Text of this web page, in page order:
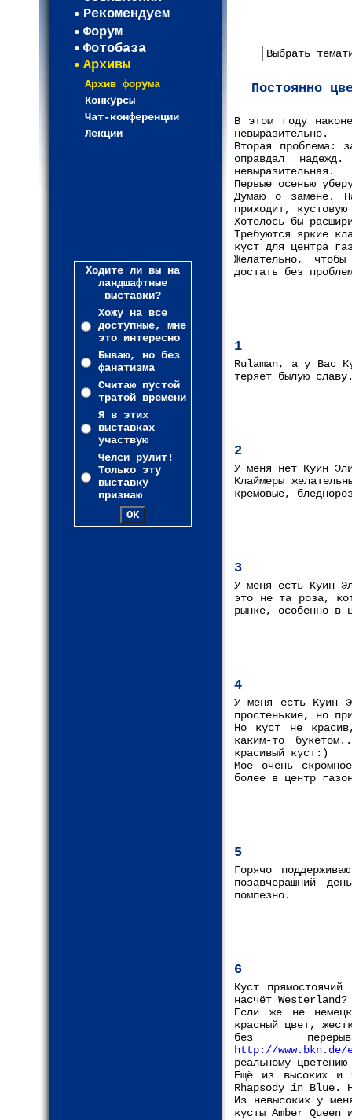
Рекомендуем
Форум
Фотобаза
Архивы
Архив форума
Конкурсы
Чат-конференции
Лекции
Ходите ли вы на
ландшафтные
выставки?
Хожу на все
доступные, мне
это интересно
Бываю, но без
фанатизма
Считаю пустой
тратой времени
Я в этих
выставках
участвую
Челси рулит!
Только эту
выставку
признаю
Постоянно
В этом году
невыразительно.
Вторая проблема:
оправдал
невыразительная.
Первые осенью
Думаю о замене.
приходит,
Хотелось бы
Требуются яркие
куст для центра
Желательно,
достать без
1
Rulaman, а у Вас
теряет былую
2
У меня нет Куин
Клаймеры
кремовые,
3
У меня есть Куин
это не та роза,
рынке, особенно в
4
У меня есть Куин
простенькие, но
Но куст не
каким-то
красивый куст:)
Мое очень
более в центр
5
Горячо
позавчерашний
помпезно.
6
Куст
насчёт Westerland?
Если же не
красный цвет,
без
http://
реальному
Ещё из высоких и
Rhapsody in Blue.
Из невысоких у
кусты Amber